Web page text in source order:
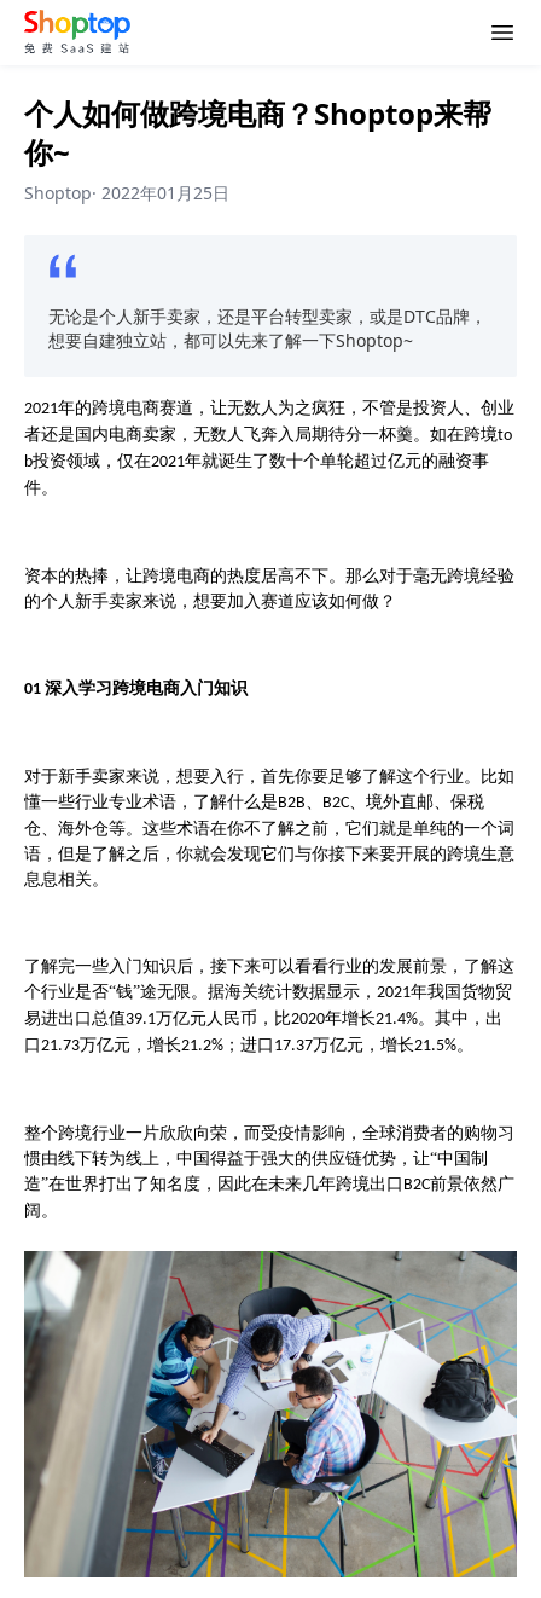
个人如何做跨境电商？Shoptop来帮
你~
Shoptop· 2022年01月25日
无论是个人新手卖家，还是平台转型卖家，或是DTC品牌，
想要自建独立站，都可以先来了解一下Shoptop~
2021年的跨境电商赛道，让无数人为之疯狂，不管是投资人、创业
者还是国内电商卖家，无数人飞奔入局期待分一杯羹。如在跨境to
b投资领域，仅在2021年就诞生了数十个单轮超过亿元的融资事
件。
资本的热捧，让跨境电商的热度居高不下。那么对于毫无跨境经验
的个人新手卖家来说，想要加入赛道应该如何做？
01 深入学习跨境电商入门知识
对于新手卖家来说，想要入行，首先你要足够了解这个行业。比如
懂一些行业专业术语，了解什么是B2B、 B2C、境外直邮、保税
仓、海外仓等。这些术语在你不了解之前，它们就是单纯的一个词
语，但是了解之后，你就会发现它们与你接下来要开展的跨境生意
息息相关。
了解完一些入门知识后，接下来可以看看行业的发展前景，了解这
个行业是否“钱”途无限。据海关统计数据显示 ， 2021年我国货物贸
易进出口总值39.1万亿元人民币，比2020年增长21.4%。其中，出
口 21.73万亿元，增长21.2% ；进口 17.37万亿元，增长21.5%。
整个跨境行业一片欣欣向荣，而受疫情影响，全球消费者的购物习
惯由线下转为线上，中国得益于强大的供应链优势，让“中国制
造”在世界打出了知名度，因此在未来几年跨境出口 B2C前景依然广
阔。